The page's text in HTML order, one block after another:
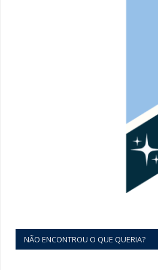
NÃO ENCONTROU O QUE QUERIA?